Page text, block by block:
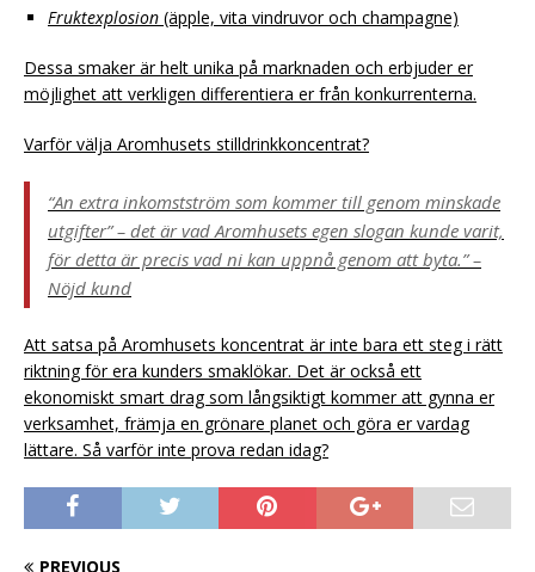
Fruktexplosion (äpple, vita vindruvor och champagne)
Dessa smaker är helt unika på marknaden och erbjuder er
möjlighet att verkligen differentiera er från konkurrenterna.
Varför välja Aromhusets stilldrinkkoncentrat?
“An extra inkomstström som kommer till genom minskade
utgifter” – det är vad Aromhusets egen slogan kunde varit,
för detta är precis vad ni kan uppnå genom att byta.” –
Nöjd kund
Att satsa på Aromhusets koncentrat är inte bara ett steg i rätt
riktning för era kunders smaklökar. Det är också ett
ekonomiskt smart drag som långsiktigt kommer att gynna er
verksamhet, främja en grönare planet och göra er vardag
lättare. Så varför inte prova redan idag?
PREVIOUS